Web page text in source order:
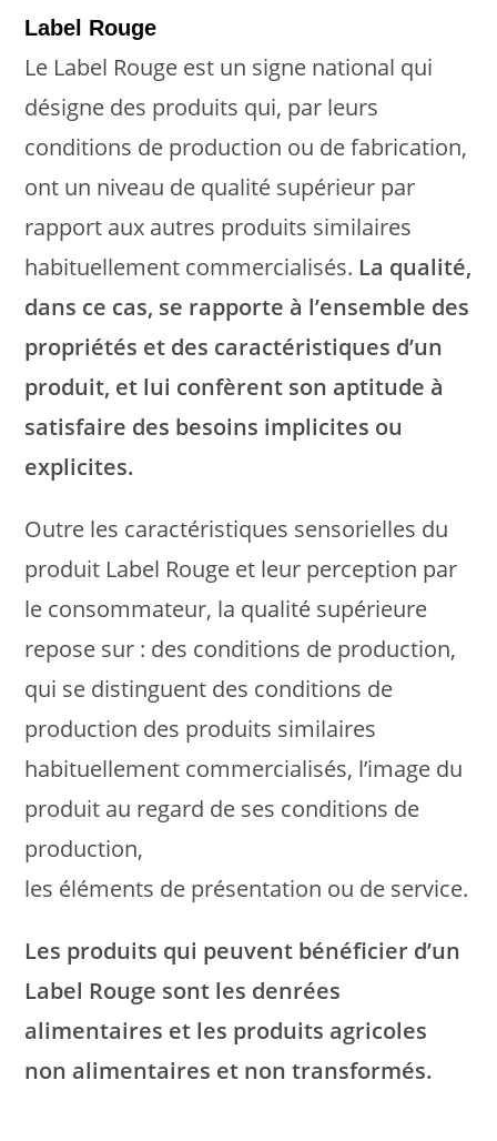
Label Rouge
Le Label Rouge est un signe national qui
désigne des produits qui, par leurs
conditions de production ou de fabrication,
ont un niveau de qualité supérieur par
rapport aux autres produits similaires
habituellement commercialisés. La qualité,
dans ce cas, se rapporte à l’ensemble des
propriétés et des caractéristiques d’un
produit, et lui confèrent son aptitude à
satisfaire des besoins implicites ou
explicites.
Outre les caractéristiques sensorielles du
produit Label Rouge et leur perception par
le consommateur, la qualité supérieure
repose sur : des conditions de production,
qui se distinguent des conditions de
production des produits similaires
habituellement commercialisés, l’image du
produit au regard de ses conditions de
production,
les éléments de présentation ou de service.
Les produits qui peuvent bénéficier d’un
Label Rouge sont les denrées
alimentaires et les produits agricoles
non alimentaires et non transformés.